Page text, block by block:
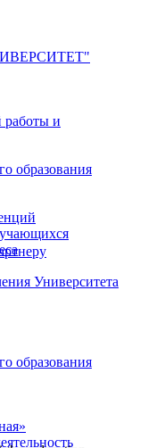
работы и
образования
Университета
образования